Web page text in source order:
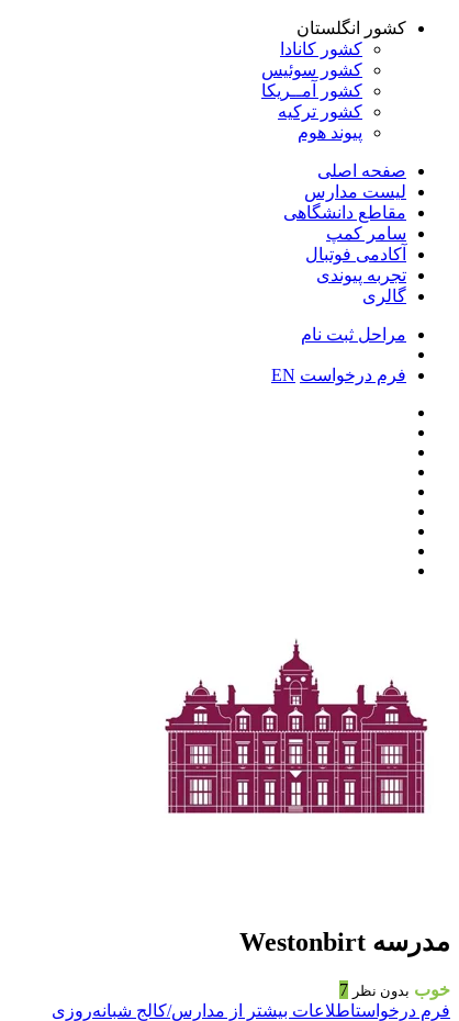
کشور انگلستان
کشور کانادا
کشور سوئیس
کشور آمــریکا
کشور ترکیه
پیوند هوم
صفحه اصلی
لیست مدارس
مقاطع دانشگاهی
سامر کمپ
آکادمی فوتبال
تجربه پیوندی
گالری
مراحل ثبت نام
فرم درخواست EN
مدرسه Westonbirt
خوب بدون نظر 7
فرم درخواستاطلاعات بیشتر از مدارس/کالج شبانه‌روزی